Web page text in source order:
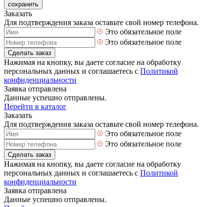
сохранить
Заказать
Для подтверждения заказа оставьте свой номер телефона.
Это обязательное поле
Это обязательное поле
Сделать заказ
Нажимая на кнопку, вы даете согласие на обработку
персональных данных и соглашаетесь с Политикой
конфиденциальности
Заявка отправлена
Данные успешно отправлены.
Перейти в каталог
Заказать
Для подтверждения заказа оставьте свой номер телефона.
Это обязательное поле
Это обязательное поле
Сделать заказ
Нажимая на кнопку, вы даете согласие на обработку
персональных данных и соглашаетесь с Политикой
конфиденциальности
Заявка отправлена
Данные успешно отправлены.